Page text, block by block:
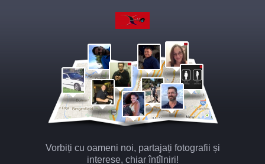
Vorbiți cu oameni noi, partajați fotografii și
interese, chiar întîlniri!